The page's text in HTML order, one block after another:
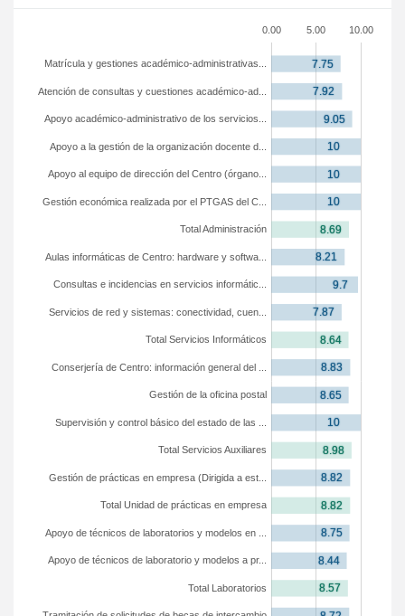
0.00 5.00 10.00
Total Laboratorios
Apoyo de técnicos de laboratorio y modelos a pr...
Apoyo de técnicos de laboratorios y modelos en ...
Total Unidad de prácticas en empresa
Gestión de prácticas en empresa (Dirigida a est...
Total Servicios Auxiliares
Supervisión y control básico del estado de las ...
Gestión de la oficina postal
Conserjería de Centro: información general del ...
Total Servicios Informáticos
Servicios de red y sistemas: conectividad, cuen...
Consultas e incidencias en servicios informátic...
Aulas informáticas de Centro: hardware y softwa...
Total Administración
Gestión económica realizada por el PTGAS del C...
Apoyo al equipo de dirección del Centro (órgano...
Apoyo a la gestión de la organización docente d...
Apoyo académico-administrativo de los servicios...
Atención de consultas y cuestiones académico-ad...
Matrícula y gestiones académico-administrativas...